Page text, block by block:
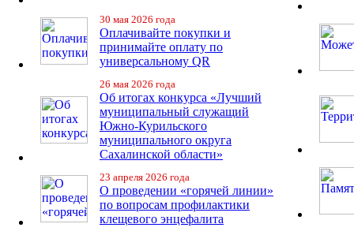
30 мая 2026 года
Оплачивайте покупки и
принимайте оплату по
универсальному QR
26 мая 2026 года
Об итогах конкурса «Лучший
муниципальный служащий
Южно-Курильского
муниципального округа
Сахалинской области»
23 апреля 2026 года
О проведении «горячей линии»
по вопросам профилактики
клещевого энцефалита